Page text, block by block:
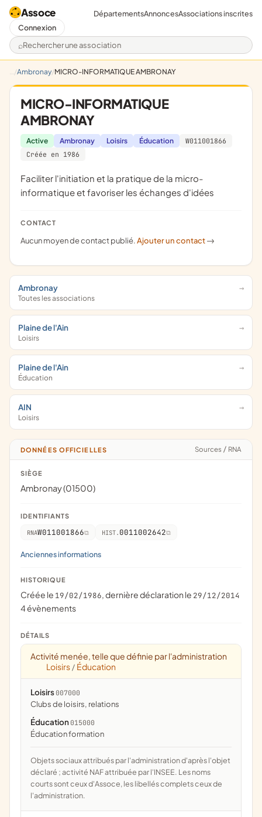
Assoce
Rechercher une association
DépartementsAnnoncesAssociations inscrites
Connexion
Ambronay MICRO-INFORMATIQUE AMBRONAY
MICRO-INFORMATIQUE
AMBRONAY
Active Ambronay Loisirs Éducation
W011001866
Créée en 1986
faciliter l'initiation et la pratique de la micro-
informatique et favoriser les échanges d'idées
CONTACT
Aucun moyen de contact publié.Ajouter un contact ->
Ambronay
Toutes les associations
Plaine de l'Ain
Loisirs
Plaine de l'Ain
Éducation
AIN
Loisirs
DONNÉES OFFICIELLES Sources / RNA
SIÈGE
Ambronay (01500)
IDENTIFIANTS
RNAW011001866 HIST. 0011002642
Anciennes informations
HISTORIQUE
Créée le 19/02/1986, dernière déclaration le 29/12/2014
4 évènements
DÉTAILS
Activité menée, telle que définie par l'administration
Loisirs / Éducation
Loisirs 007000
clubs de loisirs, relations
Éducation 015000
éducation formation
Objets sociaux attribués par l'administration d'après l'objet
déclaré ; activité NAF attribuée par l'INSEE. Les noms
courts sont ceux d'Assoce, les libellés complets ceux de
l'administration.